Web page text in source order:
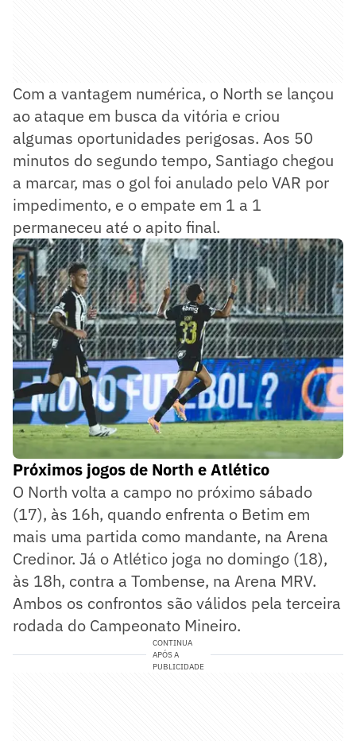
Com a vantagem numérica, o North se lançou
ao ataque em busca da vitória e criou
algumas oportunidades perigosas. Aos 50
minutos do segundo tempo, Santiago chegou
a marcar, mas o gol foi anulado pelo VAR por
impedimento, e o empate em 1 a 1
permaneceu até o apito final.
Próximos jogos de North e Atlético
O North volta a campo no próximo sábado
(17), às 16h, quando enfrenta o Betim em
mais uma partida como mandante, na Arena
Credinor. Já o Atlético joga no domingo (18),
às 18h, contra a Tombense, na Arena MRV.
Ambos os confrontos são válidos pela terceira
rodada do Campeonato Mineiro.
CONTINUA
APÓS A
PUBLICIDADE